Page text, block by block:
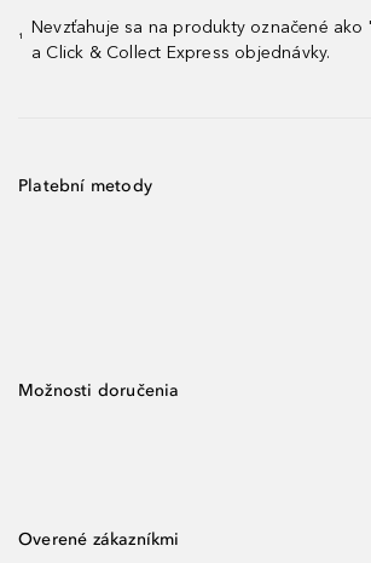
¹
Nevzťahuje sa na produkty označené ako
a Click & Collect Express objednávky.
Platební metody
Možnosti doručenia
Overené zákazníkmi